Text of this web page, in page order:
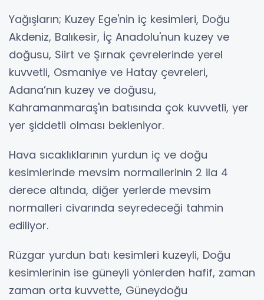
Yağışların; Kuzey Ege'nin iç kesimleri, Doğu
Akdeniz, Balıkesir, İç Anadolu'nun kuzey ve
doğusu, Siirt ve Şırnak çevrelerinde yerel
kuvvetli, Osmaniye ve Hatay çevreleri,
Adana’nın kuzey ve doğusu,
Kahramanmaraş'ın batısında çok kuvvetli, yer
yer şiddetli olması bekleniyor.
Hava sıcaklıklarının yurdun iç ve doğu
kesimlerinde mevsim normallerinin 2 ila 4
derece altında, diğer yerlerde mevsim
normalleri civarında seyredeceği tahmin
ediliyor.
Rüzgar yurdun batı kesimleri kuzeyli, Doğu
kesimlerinin ise güneyli yönlerden hafif, zaman
zaman orta kuvvette, Güneydoğu